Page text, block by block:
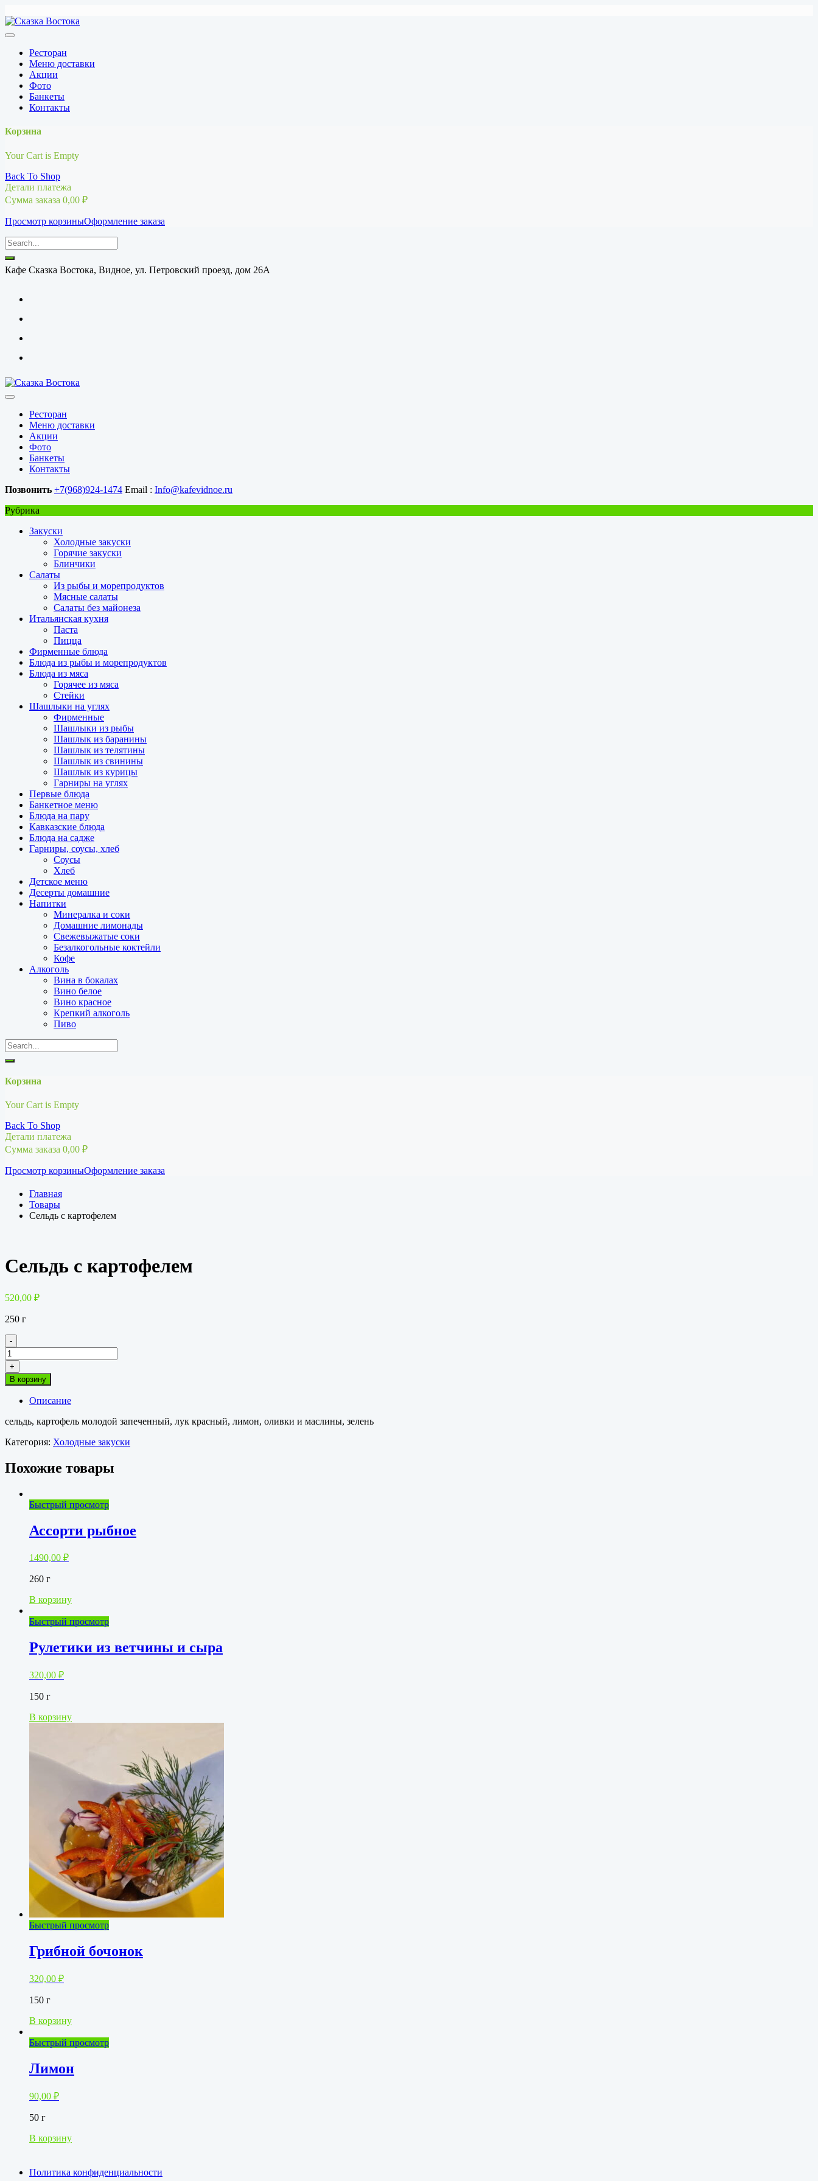
Перейти
к
Ресторан
Меню доставки
Акции
Фото
Банкеты
Контакты
Корзина
Your Cart is Empty
Back To Shop
Детали платежа
Сумма заказа 0,00 ₽
Просмотр корзиныОформление заказа
Кафе Сказка Востока, Видное, ул. Петровский проезд, дом 26А
Ресторан
Меню доставки
Акции
Фото
Банкеты
Контакты
Позвонить +7(968)924-1474 Email : Info@kafevidnoe.ru
Рубрика
Закуски
Холодные закуски
Горячие закуски
Блинчики
Салаты
Из рыбы и морепродуктов
Мясные салаты
Салаты без майонеза
Итальянская кухня
Паста
Пицца
Фирменные блюда
Блюда из рыбы и морепродуктов
Блюда из мяса
Горячее из мяса
Стейки
Шашлыки на углях
Фирменные
Шашлыки из рыбы
Шашлык из баранины
Шашлык из телятины
Шашлык из свинины
Шашлык из курицы
Гарниры на углях
Первые блюда
Банкетное меню
Блюда на пару
Кавказские блюда
Блюда на садже
Гарниры, соусы, хлеб
Соусы
Хлеб
Детское меню
Десерты домашние
Напитки
Минералка и соки
Домашние лимонады
Свежевыжатые соки
Безалкогольные коктейли
Кофе
Алкоголь
Вина в бокалах
Вино белое
Вино красное
Крепкий алкоголь
Пиво
Корзина
Your Cart is Empty
Back To Shop
Детали платежа
Сумма заказа 0,00 ₽
Просмотр корзиныОформление заказа
Главная
Товары
Сельдь с картофелем
Сельдь с картофелем
520,00 ₽
250 г
-
Количество
товара
Сельдь
с
картофелем
+
В корзину
Описание
сельдь, картофель молодой запеченный, лук красный, лимон, оливки и маслины, зелень
Категория: Холодные закуски
Похожие товары
Быстрый просмотр
Ассорти рыбное
1490,00 ₽
260 г
В корзину
Быстрый просмотр
Рулетики из ветчины и сыра
320,00 ₽
150 г
В корзину
Быстрый просмотр
Грибной бочонок
320,00 ₽
150 г
В корзину
Быстрый просмотр
Лимон
90,00 ₽
50 г
В корзину
Политика конфиденциальности